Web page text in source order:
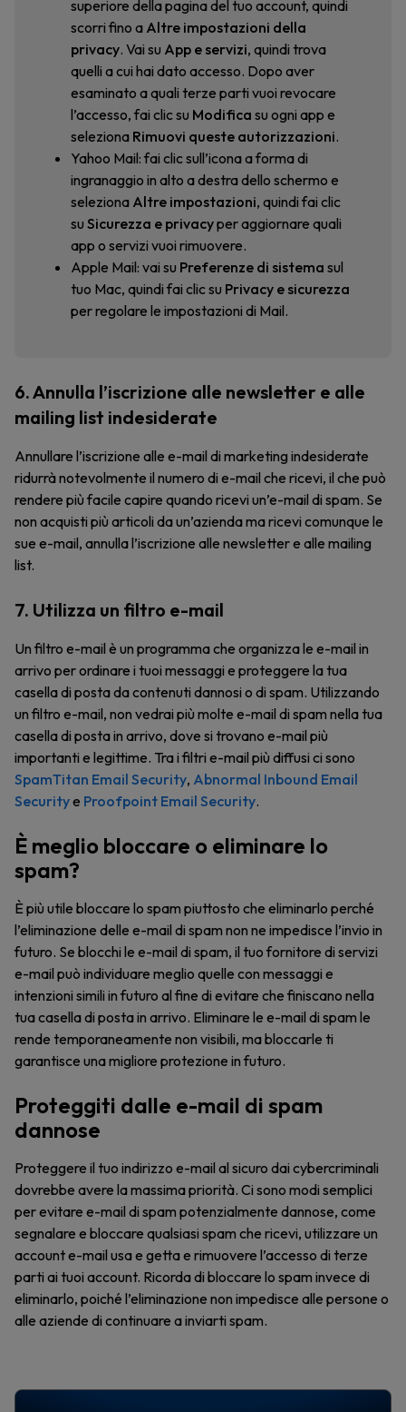
superiore della pagina del tuo account, quindi
scorri fino a Altre impostazioni della
privacy. Vai su App e servizi, quindi trova
quelli a cui hai dato accesso. Dopo aver
esaminato a quali terze parti vuoi revocare
l’accesso, fai clic su Modifica su ogni app e
seleziona Rimuovi queste autorizzazioni.
Yahoo Mail: fai clic sull’icona a forma di
ingranaggio in alto a destra dello schermo e
seleziona Altre impostazioni, quindi fai clic
su Sicurezza e privacyper aggiornare quali
app o servizi vuoi rimuovere.
Apple Mail: vai su Preferenze di sistema sul
tuo Mac, quindi fai clic su Privacy e sicurezza
per regolare le impostazioni di Mail.
6. Annulla l’iscrizione alle newsletter e alle
mailing list indesiderate
Annullare l’iscrizione alle e-mail di marketing indesiderate
ridurrà notevolmente il numero di e-mail che ricevi, il che può
rendere più facile capire quando ricevi un’e-mail di spam. Se
non acquisti più articoli da un’azienda ma ricevi comunque le
sue e-mail, annulla l’iscrizione alle newsletter e alle mailing
list.
7. Utilizza un filtro e-mail
Un filtro e-mail è un programma che organizza le e-mail in
arrivo per ordinare i tuoi messaggi e proteggere la tua
casella di posta da contenuti dannosi o di spam. Utilizzando
un filtro e-mail, non vedrai più molte e-mail di spam nella tua
casella di posta in arrivo, dove si trovano e-mail più
importanti e legittime. Tra i filtri e-mail più diffusi ci sono
SpamTitan Email Security, Abnormal Inbound Email
Securitye Proofpoint Email Security.
È meglio bloccare o eliminare lo
spam?
È più utile bloccare lo spam piuttosto che eliminarlo perché
l’eliminazione delle e-mail di spam non ne impedisce l’invio in
futuro. Se blocchi le e-mail di spam, il tuo fornitore di servizi
e-mail può individuare meglio quelle con messaggi e
intenzioni simili in futuro al fine di evitare che finiscano nella
tua casella di posta in arrivo. Eliminare le e-mail di spam le
rende temporaneamente non visibili, ma bloccarle ti
garantisce una migliore protezione in futuro.
Proteggiti dalle e-mail di spam
dannose
Proteggere il tuo indirizzo e-mail al sicuro dai cybercriminali
dovrebbe avere la massima priorità. Ci sono modi semplici
per evitare e-mail di spam potenzialmente dannose, come
segnalare e bloccare qualsiasi spam che ricevi, utilizzare un
account e-mail usa e getta e rimuovere l’accesso di terze
parti ai tuoi account. Ricorda di bloccare lo spam invece di
eliminarlo, poiché l’eliminazione non impedisce alle persone o
alle aziende di continuare a inviarti spam.